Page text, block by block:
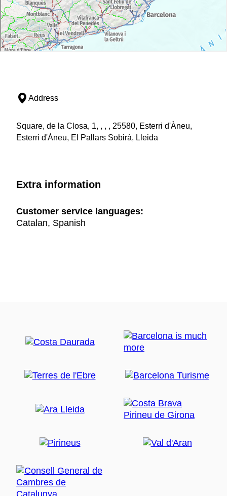
Address
Square, de la Closa, 1, , , , 25580, Esterri d'Àneu,
Esterri d'Àneu, El Pallars Sobirà, Lleida
Extra information
Customer service languages:
Catalan, Spanish